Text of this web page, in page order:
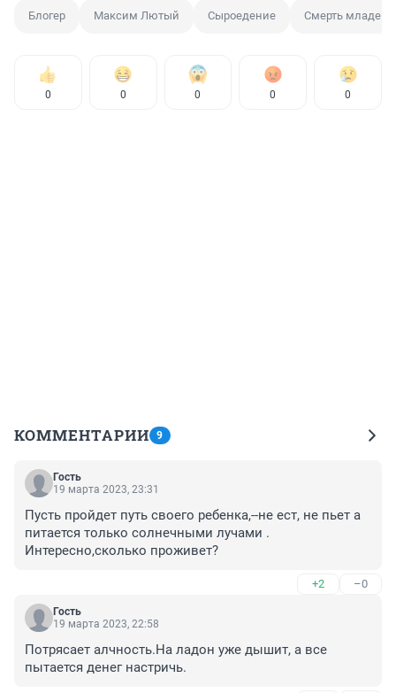
Блогер Максим Лютый Сыроедение Смерть
0 0 0 0 0
КОММЕНТАРИИ 9
Гость
19 марта 2023, 23:31
Пусть пройдет путь своего ребенка,--не ест, не пьет а
питается только солнечными лучами .
Интересно,сколько проживет?
+2 –0
Гость
19 марта 2023, 22:58
Потрясает алчность.На ладон уже дышит, а все
пытается денег настричь.